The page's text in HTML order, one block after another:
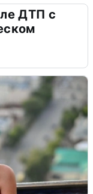
ДТП с